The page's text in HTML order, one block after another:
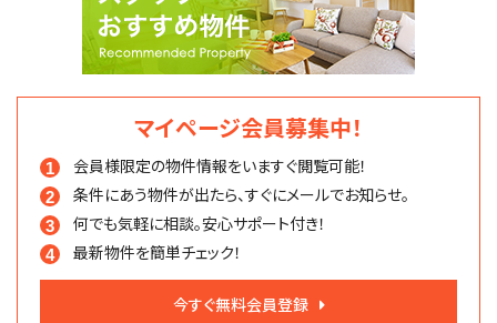
マイページ会員募集中！
会員様限定の物件情報をいますぐ閲覧可能！
条件にあう物件が出たら、すぐにメールでお知らせ。
何でも気軽に相談。安心サポート付き！
最新物件を簡単チェック！
今すぐ無料会員登録